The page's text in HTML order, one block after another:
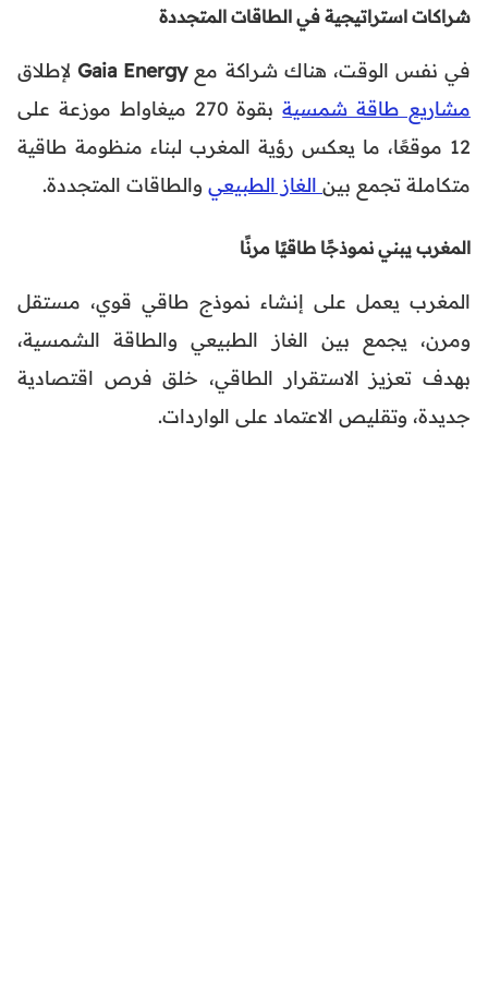
شراكات استراتيجية في الطاقات المتجددة
في نفس الوقت، هناك شراكة معGaia Energyلإطلاق
مشاريع طاقة شمسية
بقوة 270 ميغاواط موزعة على
12 موقعًا، ما يعكس رؤية المغرب لبناء منظومة طاقية
متكاملة تجمع بين الغاز الطبيعي والطاقات المتجددة.
المغرب يبني نموذجًا طاقيًا مرنًا
المغرب يعمل على إنشاء نموذج طاقي قوي، مستقل
ومرن، يجمع بين الغاز الطبيعي والطاقة الشمسية،
بهدف تعزيز الاستقرار الطاقي، خلق فرص اقتصادية
جديدة، وتقليص الاعتماد على الواردات.